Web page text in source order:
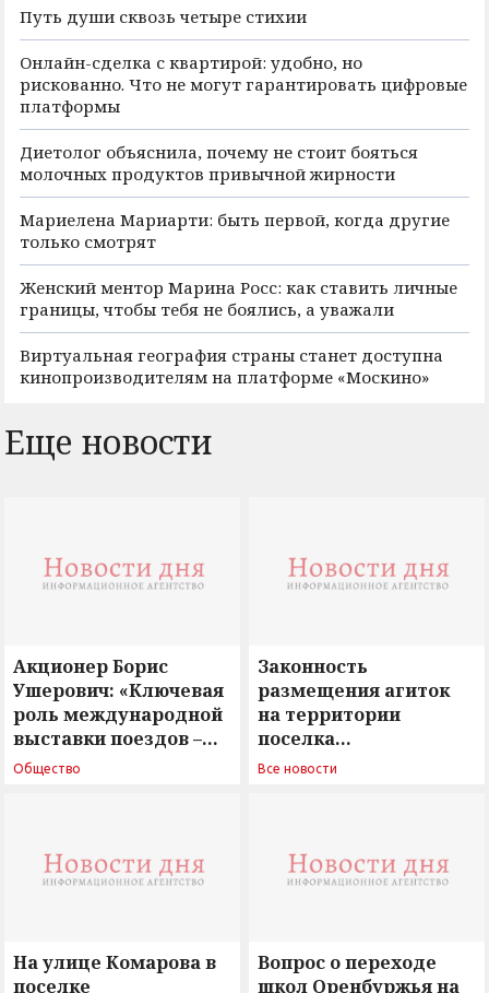
Путь души сквозь четыре стихии
Онлайн-сделка с квартирой: удобно, но
рискованно. Что не могут гарантировать цифровые
платформы
Диетолог объяснила, почему не стоит бояться
молочных продуктов привычной жирности
Мариелена Мариарти: быть первой, когда другие
только смотрят
Женский ментор Марина Росс: как ставить личные
границы, чтобы тебя не боялись, а уважали
Виртуальная география страны станет доступна
кинопроизводителям на платформе «Москино»
Еще новости
Акционер Борис
Ушерович: «Ключевая
роль международной
выставки поездов –
поиск ответов на
Общество
Законность
размещения агиток
на территории
поселка
Новосергиевка
Все новости
На улице Комарова в
поселке
Вопрос о переходе
школ Оренбуржья на